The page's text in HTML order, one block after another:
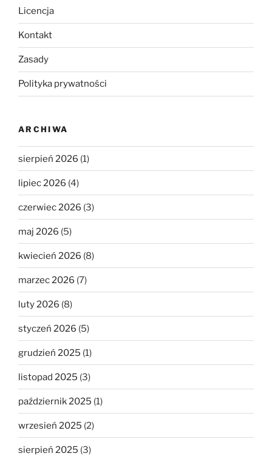
Licencja
Kontakt
Zasady
Polityka prywatności
ARCHIWA
sierpień 2026 (1)
lipiec 2026 (4)
czerwiec 2026 (3)
maj 2026 (5)
kwiecień 2026 (8)
marzec 2026 (7)
luty 2026 (8)
styczeń 2026 (5)
grudzień 2025 (1)
listopad 2025 (3)
październik 2025 (1)
wrzesień 2025 (2)
sierpień 2025 (3)